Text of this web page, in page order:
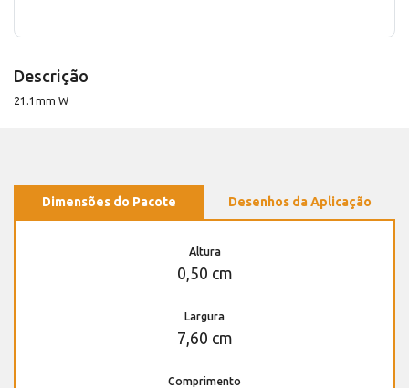
Descrição
21.1mm W
Dimensões do Pacote Desenhos da Aplicação
Altura
0,50 cm
Largura
7,60 cm
Comprimento